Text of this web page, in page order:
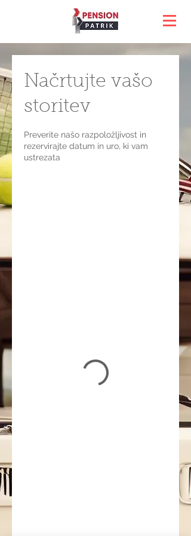
Načrtujte vašo
storitev
Preverite našo razpoložljivost in
rezervirajte datum in uro, ki vam
ustrezata